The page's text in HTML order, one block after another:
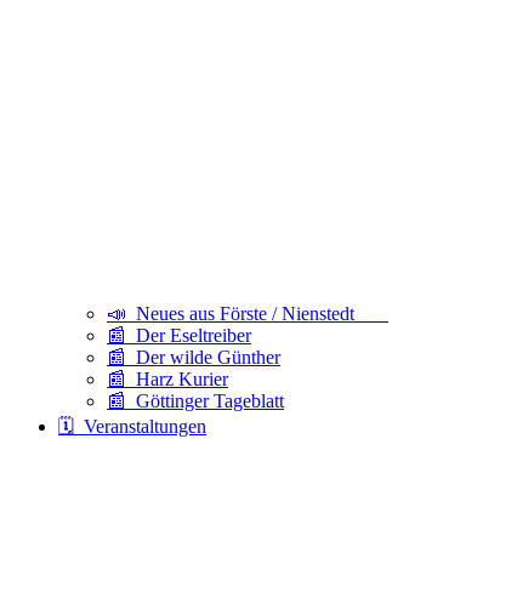
📣 Neues aus Förste / Nienstedt
📰 Der Eseltreiber
📰 Der wilde Günther
📰 Harz Kurier
📰 Göttinger Tageblatt
🗓️ Veranstaltungen